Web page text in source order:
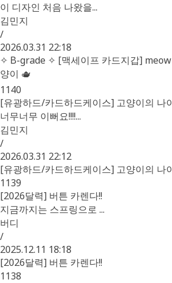
이 디자인 처음 나왔을...
김민지
/
2026.03.31 22:18
✧ B-grade ✧ [맥세이프 카드지갑]
양이 🫖
1140
[유광하드/카드하드케이스] 고양이의 나
너무너무 이뻐요!!!!...
김민지
/
2026.03.31 22:12
[유광하드/카드하드케이스] 고양이의 나
1139
[2026달력] 버튼 카렌다!!
지금까지는 스프링으로 ...
버디
/
2025.12.11 18:18
[2026달력] 버튼 카렌다!!
1138